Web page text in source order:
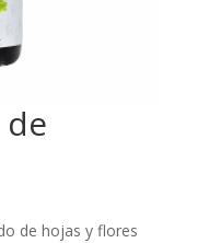
de hojas y flores